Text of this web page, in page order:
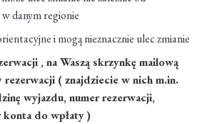
danym regionie
i mogą nieznacznie ulec zmianie
, na Waszą skrzynkę mailową
rezerwacji ( znajdziecie w nich m.in.
wyjazdu, numer rezerwacji,
do wpłaty )